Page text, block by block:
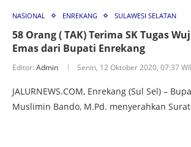
NASIONAL ENREKANG SULAWESI SELATAN
58 Orang ( TAK) Terima SK Tugas
Emas dari Bupati Enrekang
Editor: Admin Senin, 12 Oktober 2020, 07:37
JALURNEWS.COM, Enrekang (Sul Sel) –
Muslimin Bando, M.Pd. menyerahkan